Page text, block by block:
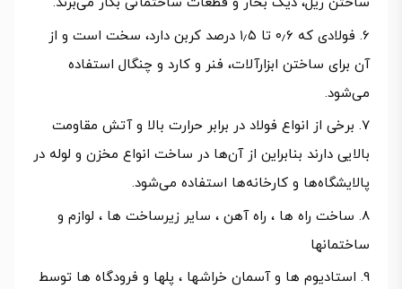
فولادی که ۰٫۶ تا ۱٫۵ درصد کربن دارد، سخت است و از
آن برای ساختن ابزارآلات، فنر و کارد و چنگال استفاده
می‌شود.
برخی از انواع فولاد در برابر حرارت بالا و آتش مقاومت
بالایی دارند بنابراین از آن‌ها در ساخت انواع مخزن و لوله در
پالایشگاه‌ها و کارخانه‌ها استفاده می‌شود.
ساخت راه ها ، راه آهن ، سایر زیرساخت ها ، لوازم و
ساختمانها
استادیوم ها و آسمان خراشها ، پلها و فرودگاه ها توسط